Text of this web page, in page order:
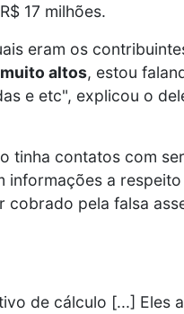
17 milhões.
eram os
altos, estou
e etc", explicou o
tinha contatos com
informações a
pela falsa
de cálculo [...] Eles